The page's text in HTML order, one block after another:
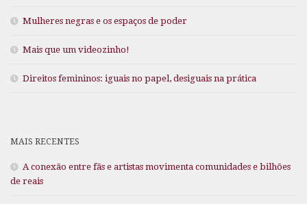
Mulheres negras e os espaços de poder
Mais que um videozinho!
Direitos femininos: iguais no papel, desiguais na prática
MAIS RECENTES
A conexão entre fãs e artistas movimenta comunidades e bilhões
de reais